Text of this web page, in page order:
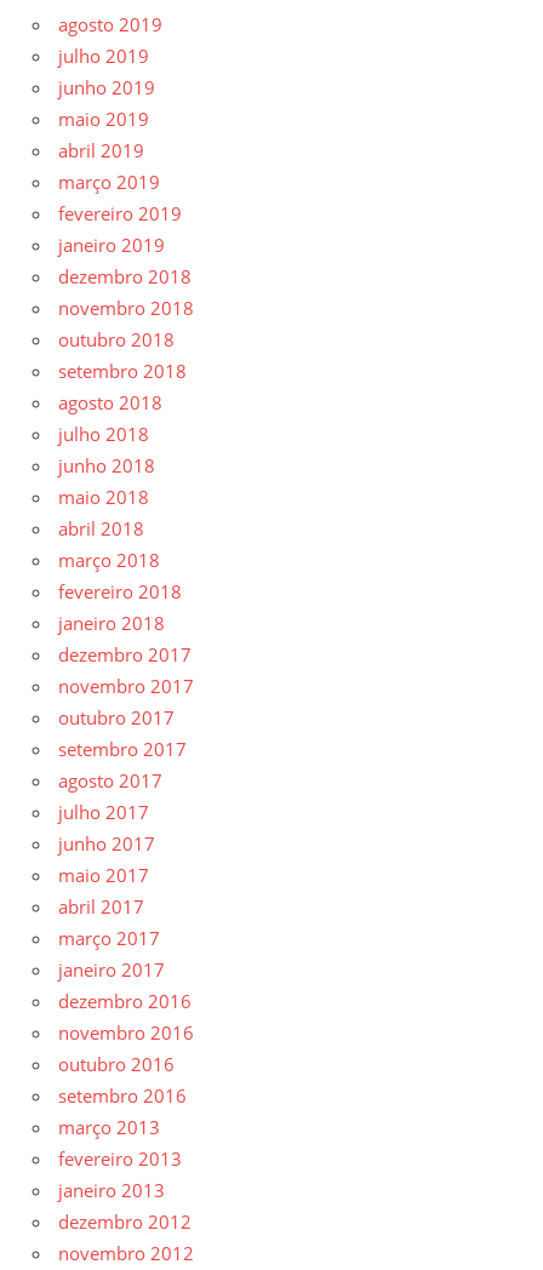
agosto 2019
julho 2019
junho 2019
maio 2019
abril 2019
março 2019
fevereiro 2019
janeiro 2019
dezembro 2018
novembro 2018
outubro 2018
setembro 2018
agosto 2018
julho 2018
junho 2018
maio 2018
abril 2018
março 2018
fevereiro 2018
janeiro 2018
dezembro 2017
novembro 2017
outubro 2017
setembro 2017
agosto 2017
julho 2017
junho 2017
maio 2017
abril 2017
março 2017
janeiro 2017
dezembro 2016
novembro 2016
outubro 2016
setembro 2016
março 2013
fevereiro 2013
janeiro 2013
dezembro 2012
novembro 2012